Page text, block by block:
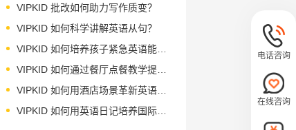
VIPKID 批改如何助力写作质变？
VIPKID 如何科学讲解英语从句？
VIPKID 如何培养孩子紧急英语能力？
VIPKID 如何通过餐厅点餐教学提升少儿英语应用能力？
VIPKID 如何用酒店场景革新英语教学？
VIPKID 如何用英语日记培养国际化人才？
电话咨询
在线咨询